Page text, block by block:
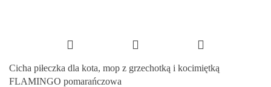
Cicha piłeczka dla kota, mop z grzechotką i kocimiętką
FLAMINGO pomarańczowa